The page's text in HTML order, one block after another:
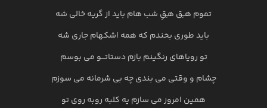
تموم هــِق هـِقِ شب هام باید از گریه خالی شه
باید طوری بخندم که همه اشکهام جاری شه
تو رویاهای رنگینم بازم دستاتـــو می بوسم
چشام و وقتی می بندی چه بی شرمانه می سوزم
همین امروز می سازم یه کلبه روبه روی تو